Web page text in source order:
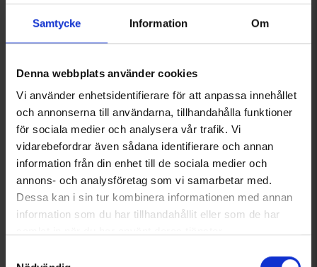
Samtycke Information Om
Denna webbplats använder cookies
Vi använder enhetsidentifierare för att anpassa innehållet
och annonserna till användarna, tillhandahålla funktioner
för sociala medier och analysera vår trafik. Vi
vidarebefordrar även sådana identifierare och annan
information från din enhet till de sociala medier och
annons- och analysföretag som vi samarbetar med.
Dessa kan i sin tur kombinera informationen med annan
information som du har tillhandahållit eller som de har
+2
Funktionstopp Dam
Från100 kr
OrganoTex Spray-On Textile
Waterproofing
199 kr
Liknande produkter